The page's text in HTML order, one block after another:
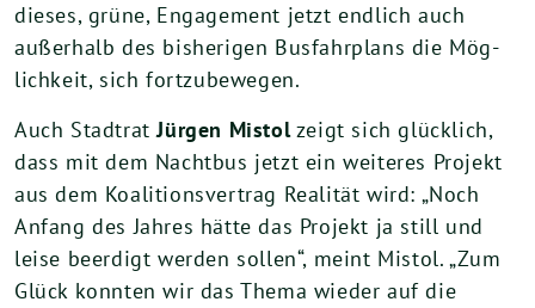
die­ses, grü­ne, Enga­ge­ment jetzt end­lich auch
außer­halb des bis­he­ri­gen Bus­fahr­plans die Mög­
lich­keit, sich fortzubewegen.
Auch Stadt­ratJür­gen Mis­tolzeigt sich glück­lich,
dass mit dem Nacht­bus jetzt ein wei­te­res Pro­jekt
aus dem Koali­ti­ons­ver­trag Rea­li­tät wird: „Noch
Anfang des Jah­res hät­te das Pro­jekt ja still und
lei­se beer­digt wer­den sol­len“, meint Mis­tol. „Zum
Glück konn­ten wir das The­ma wie­der auf die